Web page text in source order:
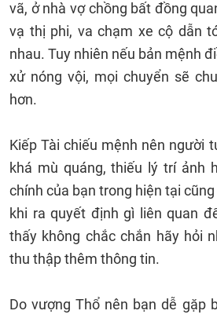
vã, ở nhà vợ chồng bất đồng
vạ thị phi, va chạm xe cộ dẫn
nhau. Tuy nhiên nếu bản mệnh
xử nóng vội, mọi chuyển sẽ
hơn.
Kiếp Tài chiếu mệnh nên người
khá mù quáng, thiếu lý trí ảnh
chính của bạn trong hiện tại
khi ra quyết định gì liên quan
thấy không chắc chắn hãy hỏi
thu thập thêm thông tin.
Do vượng Thổ nên bạn dễ gặp